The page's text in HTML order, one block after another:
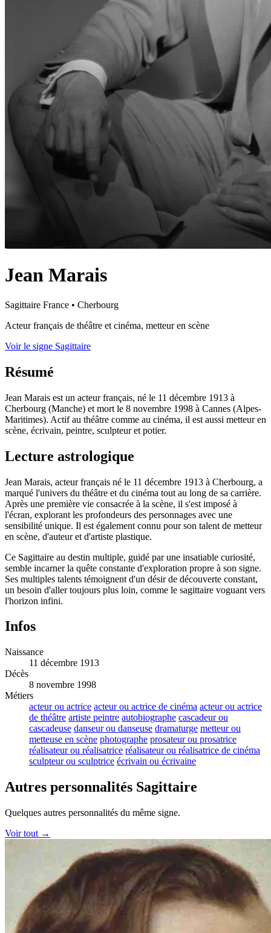
Jean Marais
Sagittaire France • Cherbourg
Acteur français de théâtre et cinéma, metteur en scène
Voir le signe Sagittaire
Résumé
Jean Marais est un acteur français, né le 11 décembre 1913 à
Cherbourg (Manche) et mort le 8 novembre 1998 à Cannes (Alpes-
Maritimes). Actif au théâtre comme au cinéma, il est aussi metteur en
scène, écrivain, peintre, sculpteur et potier.
Lecture astrologique
Jean Marais, acteur français né le 11 décembre 1913 à Cherbourg, a
marqué l'univers du théâtre et du cinéma tout au long de sa carrière.
Après une première vie consacrée à la scène, il s'est imposé à
l'écran, explorant les profondeurs des personnages avec une
sensibilité unique. Il est également connu pour son talent de metteur
en scène, d'auteur et d'artiste plastique.
Ce Sagittaire au destin multiple, guidé par une insatiable curiosité,
semble incarner la quête constante d'exploration propre à son signe.
Ses multiples talents témoignent d'un désir de découverte constant,
un besoin d'aller toujours plus loin, comme le sagittaire voguant vers
l'horizon infini.
Infos
Naissance
11 décembre 1913
Décès
8 novembre 1998
Métiers
acteur ou actrice acteur ou actrice de cinéma acteur ou actrice
de théâtre artiste peintre autobiographe cascadeur ou
cascadeuse danseur ou danseuse dramaturge metteur ou
metteuse en scène photographe prosateur ou prosatrice
réalisateur ou réalisatrice réalisateur ou réalisatrice de cinéma
sculpteur ou sculptrice écrivain ou écrivaine
Autres personnalités Sagittaire
Quelques autres personnalités du même signe.
Voir tout →